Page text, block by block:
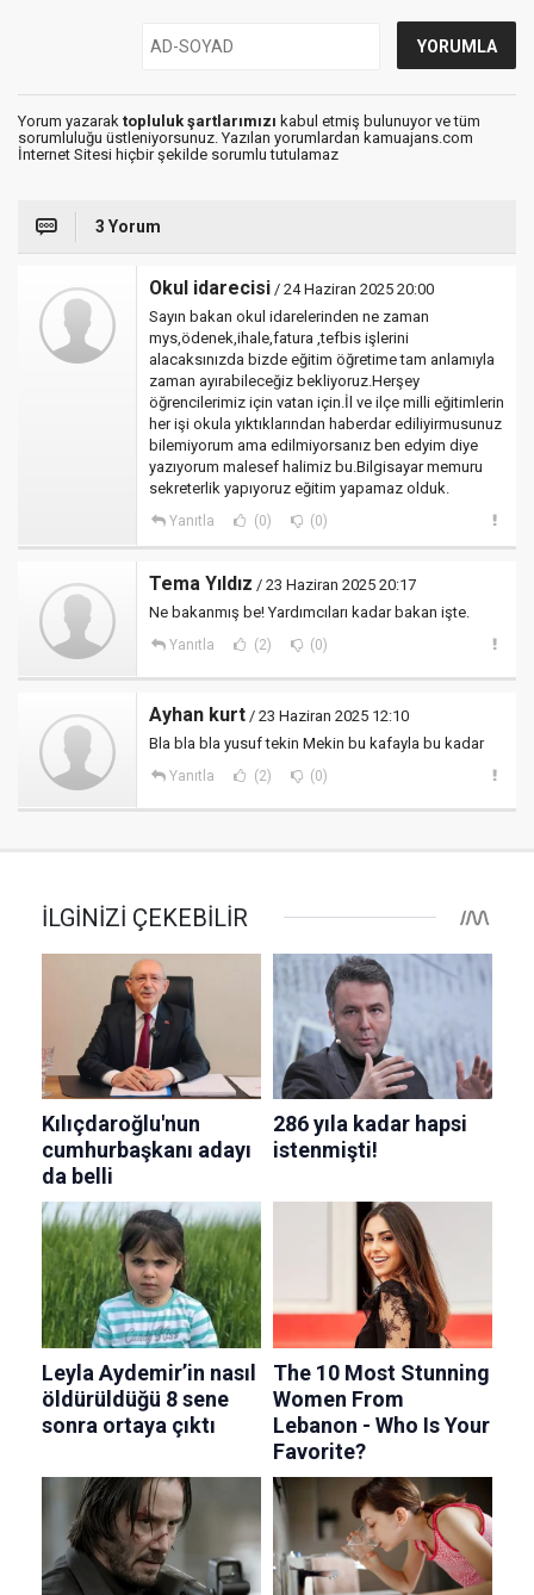
Yorum yazarak topluluk şartlarımızı kabul etmiş bulunuyor ve tüm
sorumluluğu üstleniyorsunuz. Yazılan yorumlardan kamuajans.com
İnternet Sitesi hiçbir şekilde sorumlu tutulamaz
3 Yorum
Okul idarecisi / 24 Haziran 2025 20:00
Sayın bakan okul idarelerinden ne zaman
mys,ödenek,ihale,fatura ,tefbis işlerini
alacaksınızda bizde eğitim öğretime tam anlamıyla
zaman ayırabileceğiz bekliyoruz.Herşey
öğrencilerimiz için vatan için.İl ve ilçe milli eğitimlerin
her işi okula yıktıklarından haberdar ediliyirmusunuz
bilemiyorum ama edilmiyorsanız ben edyim diye
yazıyorum malesef halimiz bu.Bilgisayar memuru
sekreterlik yapıyoruz eğitim yapamaz olduk.
Yanıtla (0) (0)
Tema Yıldız / 23 Haziran 2025 20:17
Ne bakanmış be! Yardımcıları kadar bakan işte.
Yanıtla (2) (0)
Ayhan kurt / 23 Haziran 2025 12:10
Bla bla bla yusuf tekin Mekin bu kafayla bu kadar
Yanıtla (2) (0)